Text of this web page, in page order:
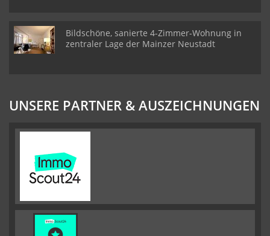
Bildschöne, sanierte 4-Zimmer-Wohnung in
zentraler Lage der Mainzer Neustadt
UNSERE PARTNER & AUSZEICHNUNGEN